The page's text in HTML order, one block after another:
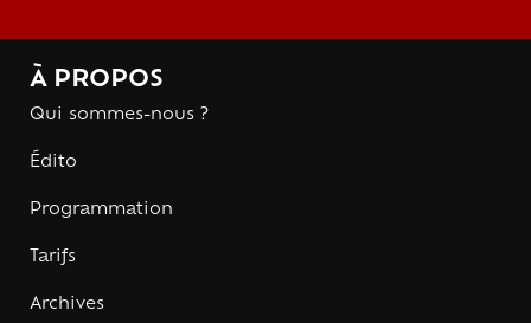
À PROPOS
Qui sommes-nous ?
Édito
Programmation
Tarifs
Archives